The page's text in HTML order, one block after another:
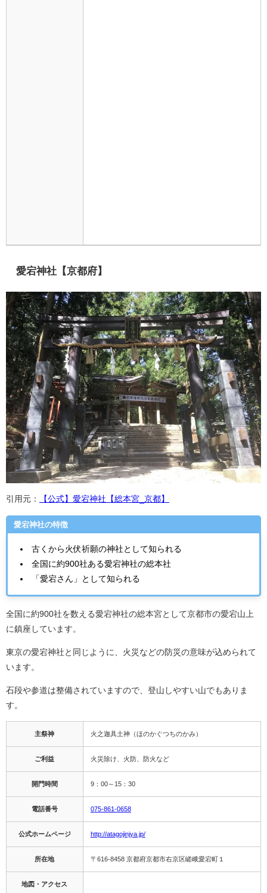
愛宕神社【京都府】
引用元： 【公式】愛宕神社【総本宮_京都】
愛宕神社の特徴
古くから火伏祈願の神社として知られる
全国に約900社ある愛宕神社の総本社
「愛宕さん」として知られる
全国に約900社を数える愛宕神社の総本宮として京都市の愛宕山上
に鎮座しています。
東京の愛宕神社と同じように、火災などの防災の意味が込められて
います。
石段や参道は整備されていますので、登山しやすい山でもありま
す。
主祭神 火之迦具土神（ほのかぐつちのかみ）
ご利益 火災除け、火防、防火など
開門時間 9：00～15：30
電話番号 075-861-0658
公式ホームページ http://atagojinjya.jp/
所在地 〒616-8458 京都府京都市右京区嵯峨愛宕町１
地図・アクセス